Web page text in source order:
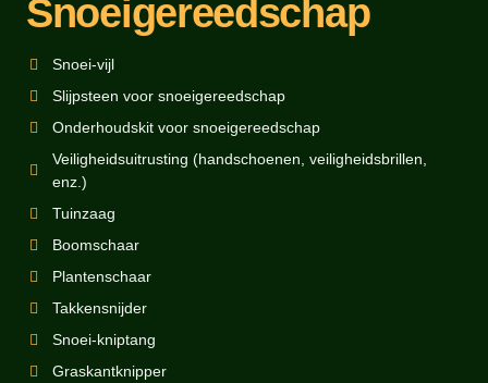
Snoeigereedschap
Snoei-vijl
Slijpsteen voor snoeigereedschap
Onderhoudskit voor snoeigereedschap
Veiligheidsuitrusting (handschoenen, veiligheidsbrillen,
enz.)
Tuinzaag
Boomschaar
Plantenschaar
Takkensnijder
Snoei-kniptang
Graskantknipper